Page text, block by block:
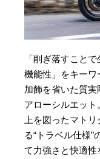
「削ぎ落すこと
機能性」をキーワ
加飾を省いた質
アローシルエッ
上を図ったマト
る“トラベル仕様
て力強さと快適性